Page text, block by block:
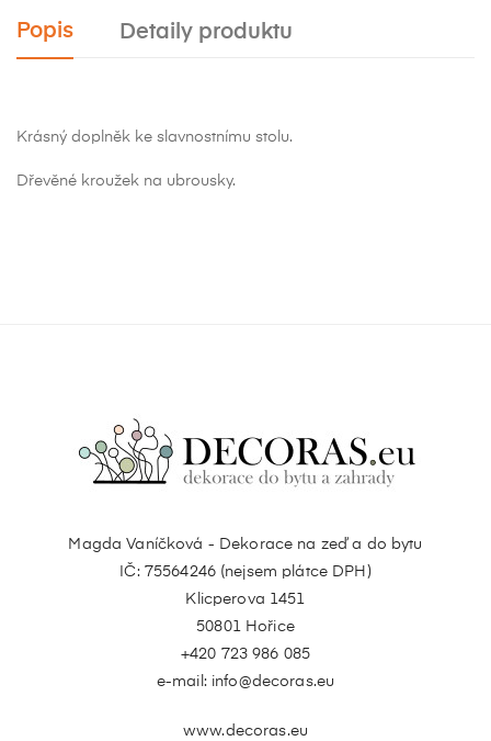
Popis Detaily produktu
Krásný doplněk ke slavnostnímu stolu.
Dřevěné kroužek na ubrousky.
Magda Vaníčková - Dekorace na zeď a do bytu
IČ: 75564246 (nejsem plátce DPH)
Klicperova 1451
50801 Hořice
+420 723 986 085
e-mail: info@decoras.eu
www.decoras.eu